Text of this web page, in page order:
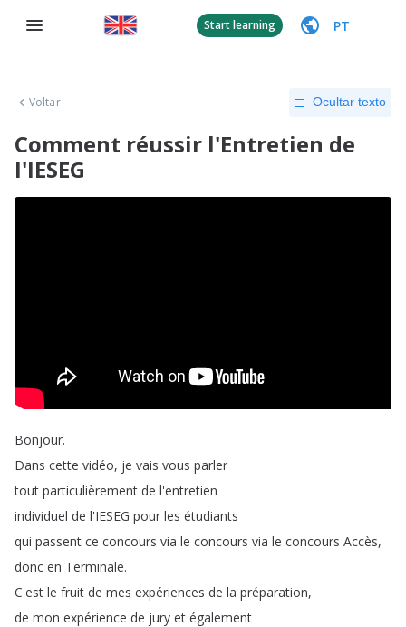
Start learning PT
Voltar Ocultar texto
Comment réussir l'Entretien de
l'IESEG
Bonjour.
Dans cette vidéo, je vais vous parler
tout particulièrement de l'entretien
individuel de l'IESEG pour les étudiants
qui passent ce concours via le concours via le concours Accès,
donc en Terminale.
C'est le fruit de mes expériences de la préparation,
de mon expérience de jury et également